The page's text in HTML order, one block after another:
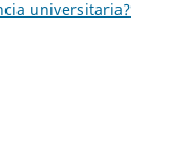
universitaria?